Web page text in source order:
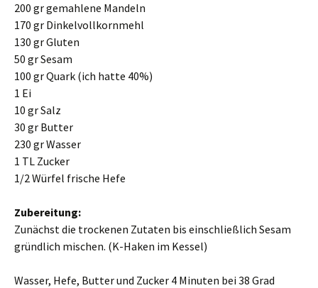
200 gr gemahlene Mandeln
170 gr Dinkelvollkornmehl
130 gr Gluten
50 gr Sesam
100 gr Quark (ich hatte 40%)
1 Ei
10 gr Salz
30 gr Butter
230 gr Wasser
1 TL Zucker
1/2 Würfel frische Hefe
Zubereitung:
Zunächst die trockenen Zutaten bis einschließlich Sesam
gründlich mischen. (K-Haken im Kessel)
Wasser, Hefe, Butter und Zucker 4 Minuten bei 38 Grad